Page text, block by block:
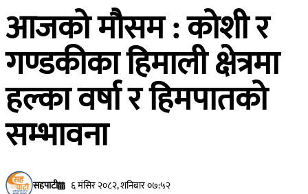
आजको मौसम : कोशी र
गण्डकीका हिमाली क्षेत्रमा
हल्का वर्षा र हिमपातको
सम्भावना
सहपाटी ६ मंसिर २०८२, शनिबार ०७:५२